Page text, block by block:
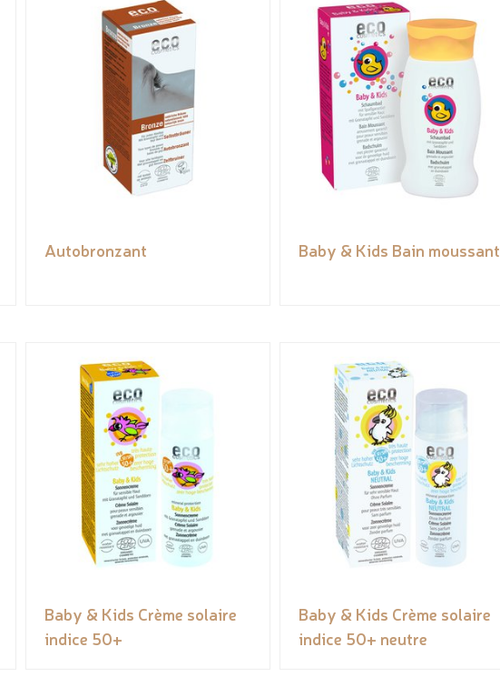
Autobronzant Baby & Kids Bain moussant
Baby & Kids Crème solaire
indice 50+
Baby & Kids Crème solaire
indice 50+ neutre